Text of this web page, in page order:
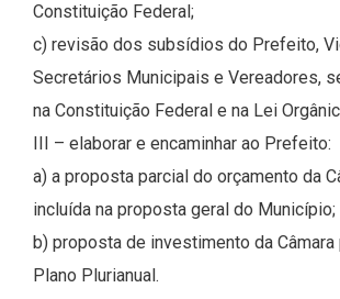
Constituição Federal;
c) revisão dos subsídios do Prefeito,
Secretários Municipais e Vereadores,
na Constituição Federal e na Lei
III – elaborar e encaminhar ao Prefeito:
a) a proposta parcial do orçamento da
incluída na proposta geral do Município;
b) proposta de investimento da Câmara
Plano Plurianual.